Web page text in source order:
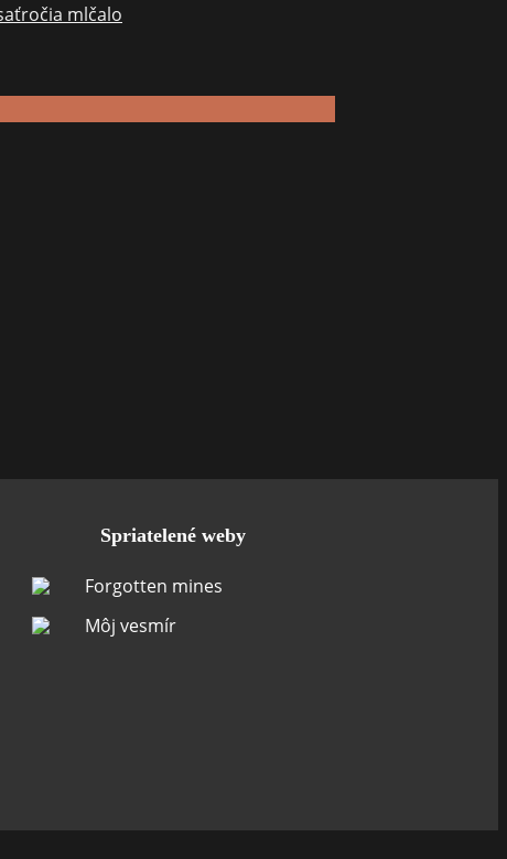
mlčalo
Spriatelené weby
Forgotten mines
Môj vesmír